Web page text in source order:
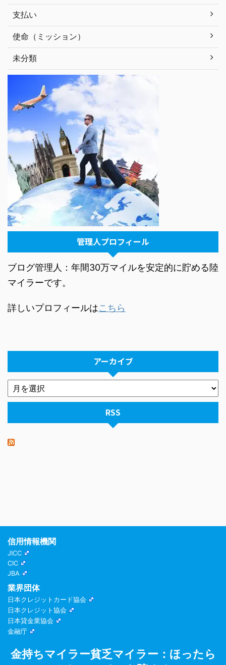
支払い
使命（ミッション）
未分類
管理人プロフィール
ブログ管理人：年間30万マイルを安定的に貯める陸
マイラーです。
詳しいプロフィールはこちら
アーカイブ
RSS
信用情報機関
JICC
CIC
JBA
業界団体
日本クレジットカード協会
日本クレジット協会
日本貸金業協会
金融庁
金持ちマイラー貧乏マイラー：ほったら